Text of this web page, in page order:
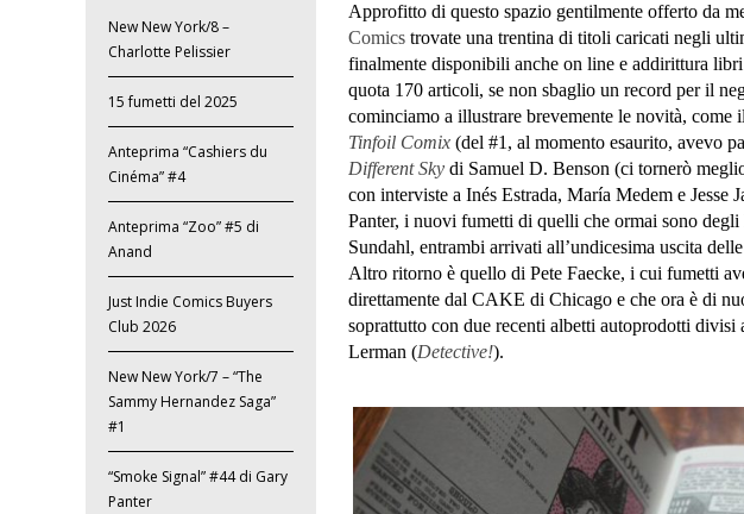
Approfitto di questo spazio gentilmente offerto da
Comics trovate una trentina di titoli caricati negli
finalmente disponibili anche on line e addirittura
quota 170 articoli, se non sbaglio un record per il
cominciamo a illustrare brevemente le novità, come
Tinfoil Comix (del #1, al momento esaurito, avevo
Different Sky di Samuel D. Benson (ci tornerò
con interviste a Inés Estrada, María Medem e Jesse
Panter, i nuovi fumetti di quelli che ormai sono
Sundahl, entrambi arrivati all’undicesima uscita
Altro ritorno è quello di Pete Faecke, i cui fumetti
direttamente dal CAKE di Chicago e che ora è di
soprattutto con due recenti albetti autoprodotti divisi
Lerman (Detective!).
New New York/8 –
Charlotte Pelissier
15 fumetti del 2025
Anteprima “Cashiers du
Cinéma” #4
Anteprima “Zoo” #5 di
Anand
Just Indie Comics Buyers
Club 2026
New New York/7 – “The
Sammy Hernandez Saga”
#1
“Smoke Signal” #44 di Gary
Panter